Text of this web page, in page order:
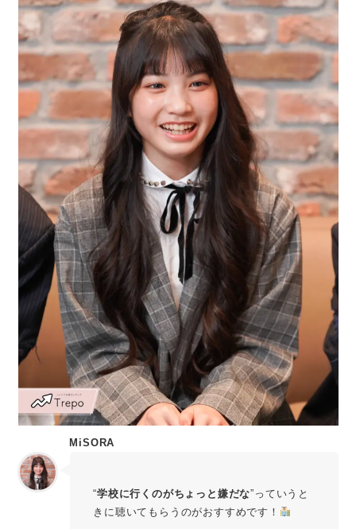
MiSORA
“学校に行くのがちょっと嫌だな”っていうと
きに聴いてもらうのがおすすめです！